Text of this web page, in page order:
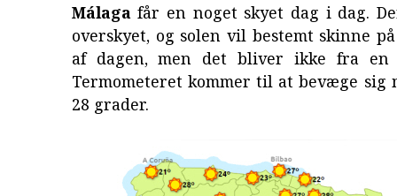
Málaga får en noget skyet dag i dag.
overskyet, og solen vil bestemt skinne
af dagen, men det bliver ikke fra en
Termometeret kommer til at bevæge sig
28 grader.